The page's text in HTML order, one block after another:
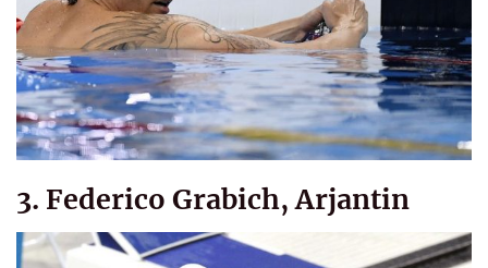
3. Federico Grabich, Arjantin